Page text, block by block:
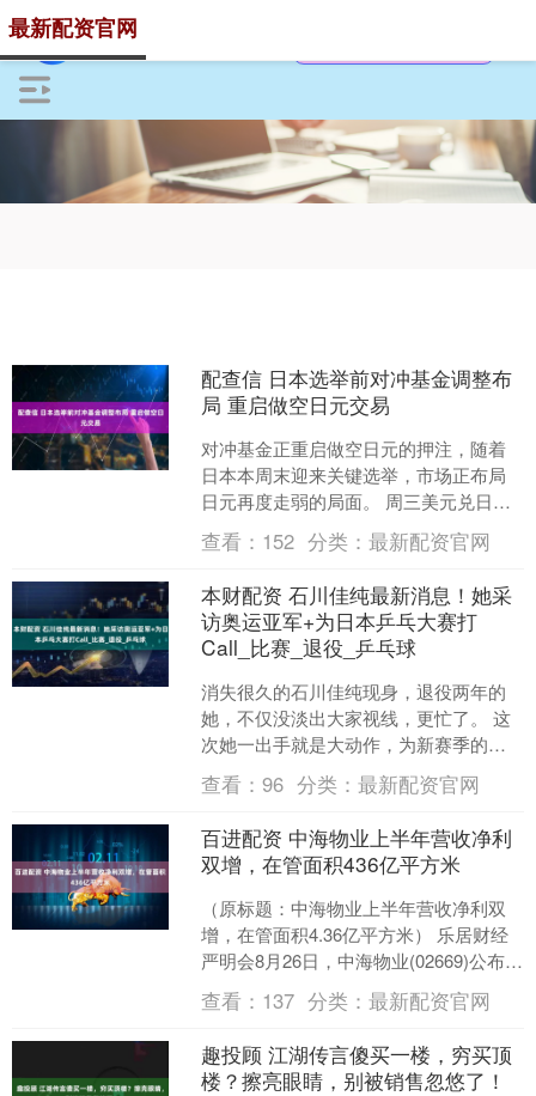
最新配资官网
配查信 日本选举前对冲基金调整布
局 重启做空日元交易
对冲基金正重启做空日元的押注，随着
日本本周末迎来关键选举，市场正布局
日元再度走弱的局面。 周三美元兑日元
汇率再度成为焦点，触及两周高点，升
至156-157区间中....
查看： 152 分类：最新配资官网
本财配资 石川佳纯最新消息！她采
访奥运亚军+为日本乒乓大赛打
Call_比赛_退役_乒乓球
消失很久的石川佳纯现身，退役两年的
她，不仅没淡出大家视线，更忙了。 这
次她一出手就是大动作，为新赛季的
WTT横滨冠军赛激情助威，还用标志性
笑容采访了日本跳水天才....
查看：96 分类：最新配资官网
百进配资 中海物业上半年营收净利
双增，在管面积436亿平方米
（原标题：中海物业上半年营收净利双
增，在管面积4.36亿平方米） 乐居财经
严明会8月26日，中海物业(02669)公布
2025年中期业绩。 2025上半年，中....
查看： 137 分类：最新配资官网
趣投顾 江湖传言傻买一楼，穷买顶
楼？擦亮眼睛，别被销售忽悠了！